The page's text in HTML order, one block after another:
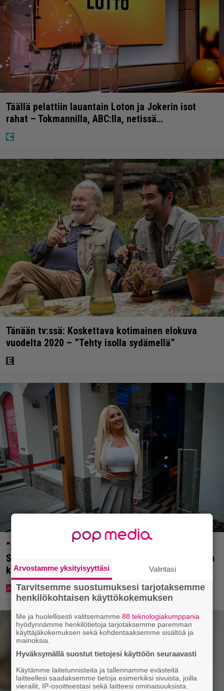
Täällä pelattiin lauantain Loton ja Jokerin isot
rahat – Tokmannilla, ABC:lla, netissä…
Tänään tv:ssä: Koskettava kotimainen elokuva
vuodelta 2020 – ”Tehty isolla sydämellä”
”Mitä isompi vehje, sen paremmin kulkee” –
Susanna Penttilä suuntasi Bangbussinsa Helsingin
keskustaan
Arvostamme yksityisyyttäsi Valintasi
Tarvitsemme suostumuksesi tarjotaksemme
henkilökohtaisen käyttökokemuksen
Me ja huolellisesti valitsemamme88 teknologiakumppania
hyödynnämme henkilötietoja tarjotaksemme paremman
käyttäjäkokemuksen sekä kohdentaaksemme sisältöä ja
mainoksia.
Hyväksymällä suostut tietojesi käyttöön seuraavasti
Käytämme laitetunnisteita ja tallennamme evästeitä
laitteellesi saadaksemme tietoja esimerkiksi sivuista, joilla
vierailit, IP-osoitteestasi sekä laitteesi ominaisuuksista.